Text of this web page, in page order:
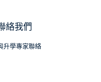
絡我們
升學專家聯絡